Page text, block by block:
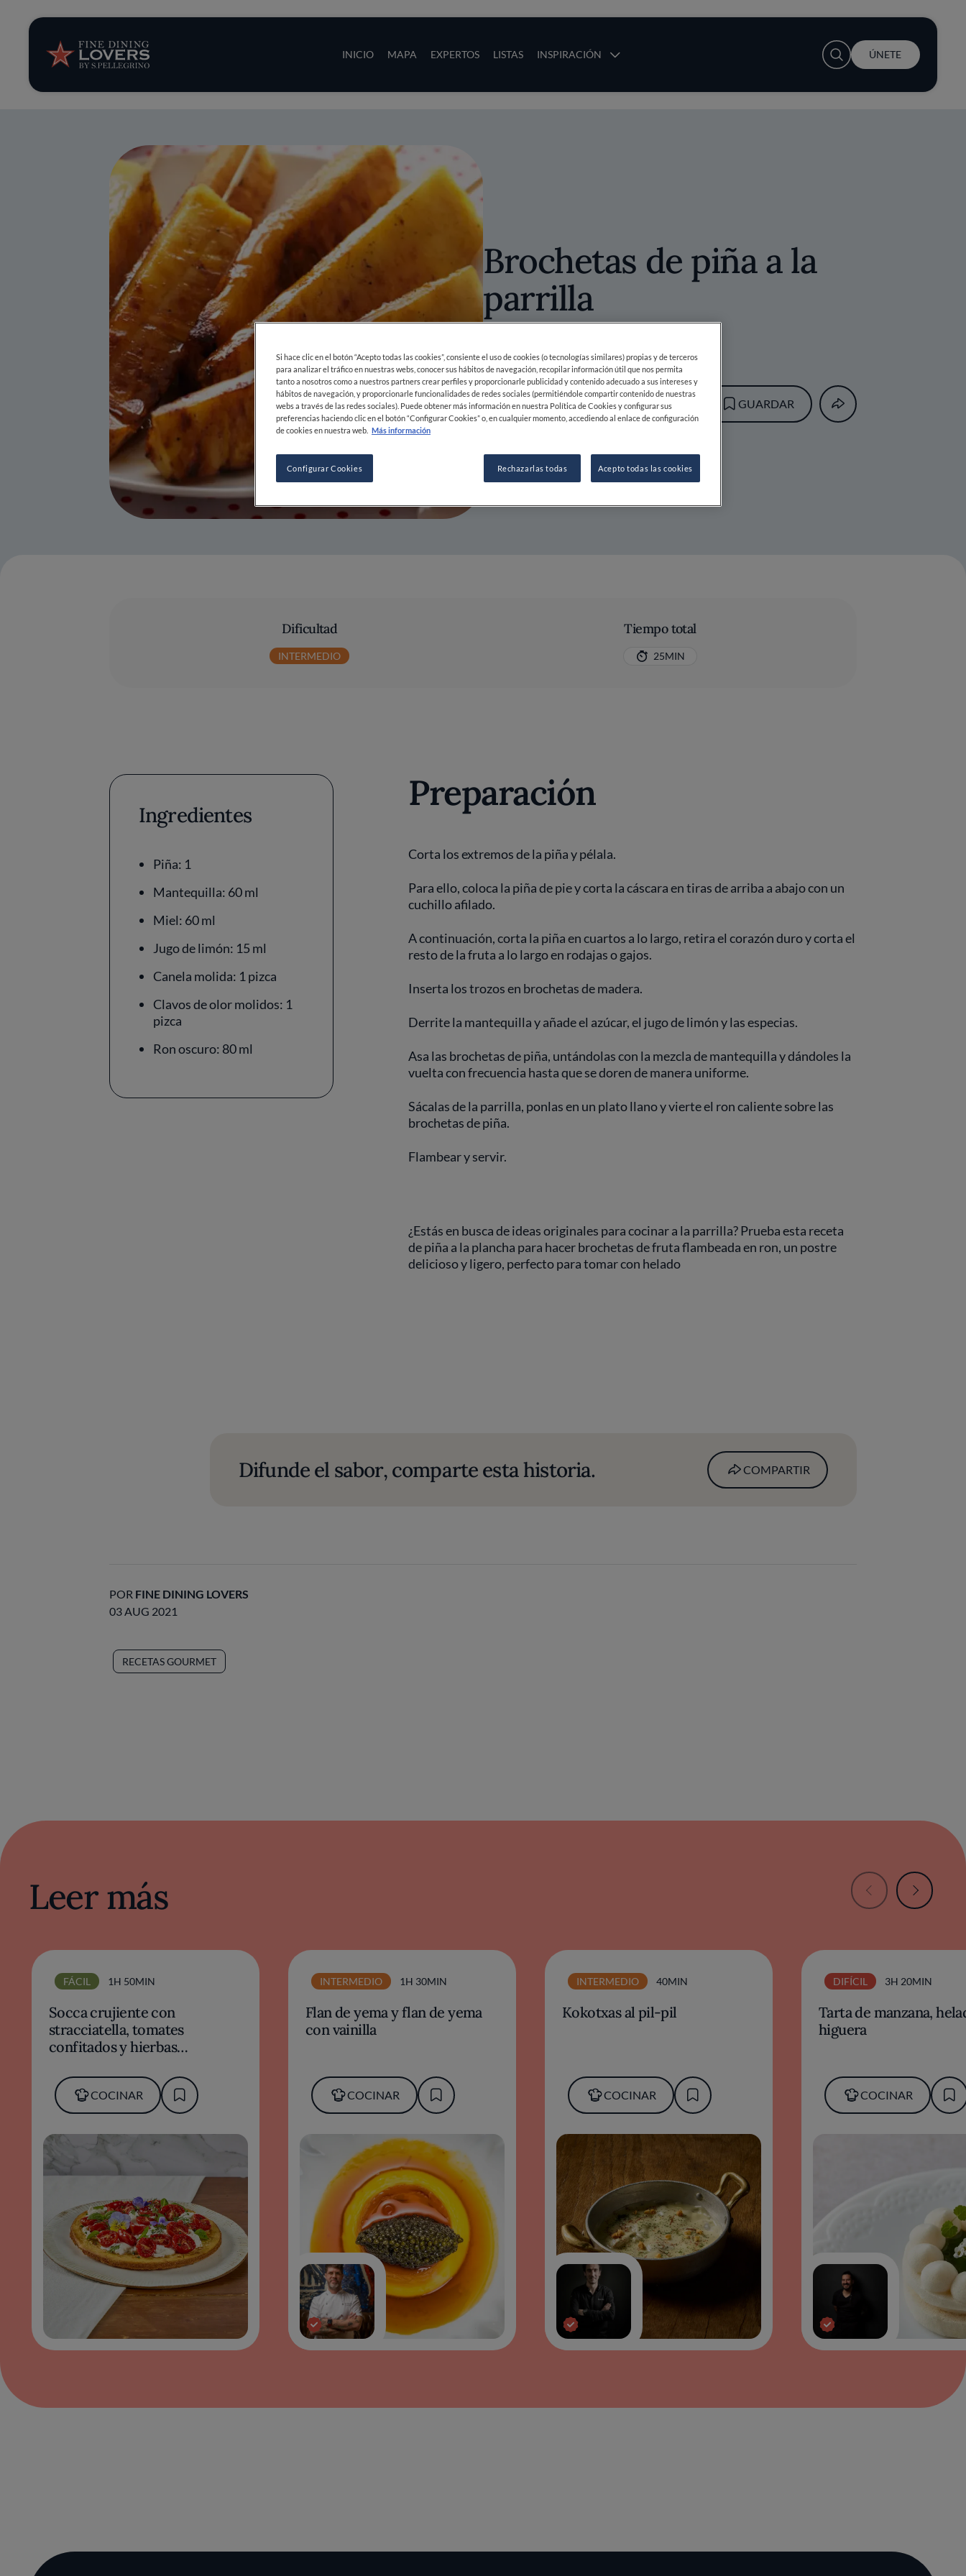
INICIO MAPA EXPERTOS LISTAS INSPIRACIÓN
Opinión y noticias
Recetas
Consejos y trucos
Series
User account menu
ÚNETE
Brochetas de piña a la
parrilla
PORFINE DINING LOVERS
REDACCIÓN
GUARDAR
Dificultad
INTERMEDIO
Tiempo total
25MIN
Ingredientes
Piña: 1
Mantequilla: 60 ml
Miel: 60 ml
Jugo de limón: 15 ml
Canela molida: 1 pizca
Clavos de olor molidos: 1
pizca
Ron oscuro: 80 ml
Preparación
Corta los extremos de la piña y pélala.
Para ello, coloca la piña de pie y corta la cáscara en tiras de arriba a abajo con un
cuchillo afilado.
A continuación, corta la piña en cuartos a lo largo, retira el corazón duro y corta el
resto de la fruta a lo largo en rodajas o gajos.
Inserta los trozos en brochetas de madera.
Derrite la mantequilla y añade el azúcar, el jugo de limón y las especias.
Asa las brochetas de piña, untándolas con la mezcla de mantequilla y dándoles la
vuelta con frecuencia hasta que se doren de manera uniforme.
Sácalas de la parrilla, ponlas en un plato llano y vierte el ron caliente sobre las
brochetas de piña.
Flambear y servir.
¿Estás en busca de ideas originales para cocinar a la parrilla? Prueba esta receta
de piña a la plancha para hacer brochetas de fruta flambeada en ron, un postre
delicioso y ligero, perfecto para tomar con helado
Difunde el sabor, comparte esta historia. COMPARTIR
POR FINE DINING LOVERS
03 AUG 2021
RECETAS GOURMET
Leer más
FÁCIL 1H 50MIN
Socca crujiente con
stracciatella, tomates
confitados y hierbas
COCINAR
INTERMEDIO 1H 30MIN
Flan de yema y flan de yema
con vainilla
COCINAR
INTERMEDIO 40MIN
Kokotxas al pil-pil
COCINAR
DIFÍCIL 3H 20MIN
Tarta de manzana,
higuera
COCINAR
Si hace clic en el botón “Acepto todas las cookies”, consiente el uso de cookies (o tecnologías similares) propias y de terceros
para analizar el tráfico en nuestras webs, conocer sus hábitos de navegación, recopilar información útil que nos permita
tanto a nosotros como a nuestros partners crear perfiles y proporcionarle publicidad y contenido adecuado a sus intereses y
hábitos de navegación, y proporcionarle funcionalidades de redes sociales (permitiéndole compartir contenido de nuestras
webs a través de las redes sociales). Puede obtener más información en nuestra Política de Cookies y configurar sus
preferencias haciendo clic en el botón “Configurar Cookies” o, en cualquier momento, accediendo al enlace de configuración
de cookies en nuestra web. Más información
Configurar Cookies Rechazarlas todas Acepto todas las cookies